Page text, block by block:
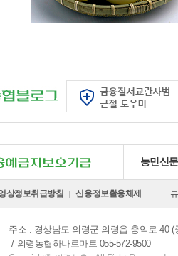
농민신
상정보취급방침 신용정보활용체제
주소 : 경상남도 의령군 의령읍 충익로 40 (
의령농협하나로마트 055-572-9500